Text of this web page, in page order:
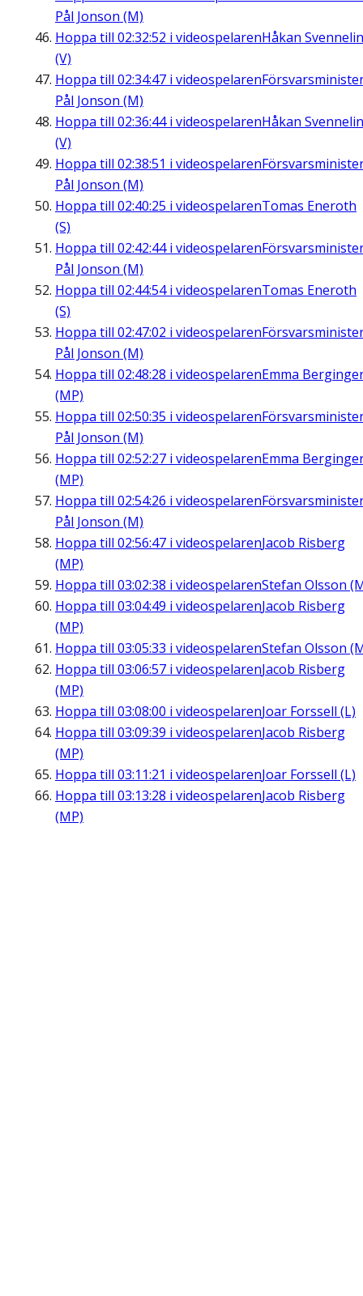
Pål Jonson (M)
Hoppa till 02:32:52 i videospelarenHåkan
(V)
Hoppa till 02:34:47 i videospelaren
Pål Jonson (M)
Hoppa till 02:36:44i videospelarenHåkan
(V)
Hoppa till 02:38:51 i videospelaren
Pål Jonson (M)
Hoppa till 02:40:25 i videospelarenTomas Eneroth
(S)
Hoppa till 02:42:44i videospelaren
Pål Jonson (M)
Hoppa till 02:44:54i videospelarenTomas Eneroth
(S)
Hoppa till 02:47:02 i videospelaren
Pål Jonson (M)
Hoppa till 02:48:28 i videospelarenEmma
(MP)
Hoppa till 02:50:35 i videospelaren
Pål Jonson (M)
Hoppa till 02:52:27 i videospelarenEmma
(MP)
Hoppa till 02:54:26 i videospelaren
Pål Jonson (M)
Hoppa till 02:56:47 i videospelarenJacob Risberg
(MP)
Hoppa till 03:02:38 i videospelarenStefan Olsson
Hoppa till 03:04:49 i videospelarenJacob Risberg
(MP)
Hoppa till 03:05:33 i videospelarenStefan Olsson
Hoppa till 03:06:57 i videospelarenJacob Risberg
(MP)
Hoppa till 03:08:00 i videospelarenJoar Forssell (L)
Hoppa till 03:09:39 i videospelarenJacob Risberg
(MP)
Hoppa till 03:11:21 i videospelarenJoar Forssell (L)
Hoppa till 03:13:28 i videospelarenJacob Risberg
(MP)